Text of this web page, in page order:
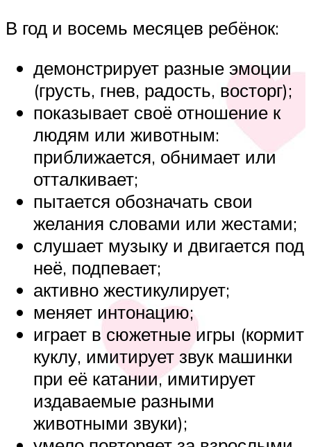
В год и восемь месяцев ребёнок:
демонстрирует разные эмоции
(грусть, гнев, радость, восторг);
показывает своё отношение к
людям или животным:
приближается, обнимает или
отталкивает;
пытается обозначать свои
желания словами или жестами;
слушает музыку и двигается под
неё, подпевает;
активно жестикулирует;
меняет интонацию;
играет в сюжетные игры (кормит
куклу, имитирует звук машинки
при её катании, имитирует
издаваемые разными
животными звуки);